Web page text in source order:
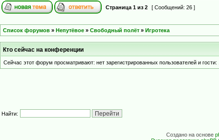
Страница 1 из 2 [ Сообщений: 26 ]
Список форумов » Непутёвое » Свободный полёт » Игротека
Кто сейчас на конференции
Сейчас этот форум просматривают: нет зарегистрированных пользователей и гости:
Найти:
Создано на основе